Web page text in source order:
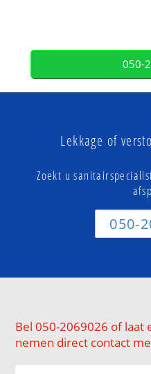
050-
Lekkage of
Zoekt u
050-
Bel 050-2069026 of laat
nemen direct contact